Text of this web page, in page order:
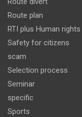
Route plan
RTI plus Human rights
Safety for citizens
scam
Selection process
Seminar
specific
Sports